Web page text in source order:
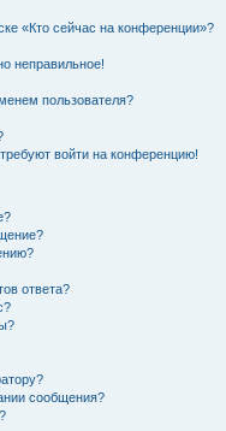
«Кто сейчас на конференции»?
неправильное!
пользователя?
войти на конференцию!
ответа?
сообщения?